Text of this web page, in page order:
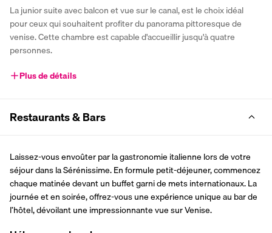
La junior suite avec balcon et vue sur le canal, est le choix idéal
pour ceux qui souhaitent profiter du panorama pittoresque de
venise. Cette chambre est capable d'accueillir jusqu'à quatre
personnes.
Plus de détails
Restaurants & Bars
Laissez-vous envoûter par la gastronomie italienne lors de votre
séjour dans la Sérénissime. En formule petit-déjeuner, commencez
chaque matinée devant un buffet garni de mets internationaux. La
journée et en soirée, offrez-vous une expérience unique au bar de
l’hôtel, dévoilant une impressionnante vue sur Venise.